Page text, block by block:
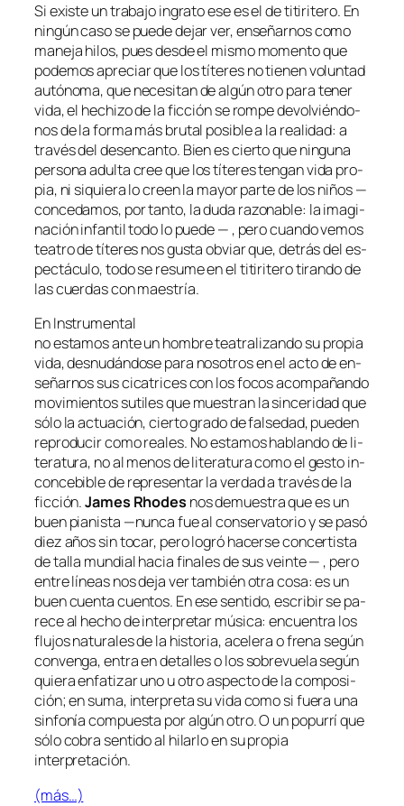
Si exis­te un tra­ba­jo in­gra­to ese es el de ti­ti­ri­te­ro. En
nin­gún ca­so se pue­de de­jar ver, en­se­ñar­nos co­mo
ma­ne­ja hi­los, pues des­de el mis­mo mo­men­to que
po­de­mos apre­ciar que los tí­te­res no tie­nen vo­lun­tad
au­tó­no­ma, que ne­ce­si­tan de al­gún otro pa­ra te­ner
vi­da, el he­chi­zo de la fic­ción se rom­pe de­vol­vién­do­
nos de la for­ma más bru­tal po­si­ble a la reali­dad: a
tra­vés del des­en­can­to. Bien es cier­to que nin­gu­na
per­so­na adul­tacreeque los tí­te­res ten­gan vi­da pro­
pia, ni si­quie­ra lo creen la ma­yor par­te de los ni­ños —
con­ce­da­mos, por tan­to, la du­da ra­zo­na­ble: la ima­gi­
na­ción in­fan­til to­do lo pue­de — , pe­ro cuan­do ve­mos
tea­tro de tí­te­res nos gus­ta ob­viar que, de­trás del es­
pec­tácu­lo, to­do se re­su­me en el ti­ti­ri­te­ro ti­ran­do de
las cuer­das con maestría.
EnInstrumental
no es­ta­mos an­te un hom­bre tea­tra­li­zan­do su pro­pia
vi­da, des­nu­dán­do­se pa­ra no­so­tros en el ac­to de en­
se­ñar­nos sus ci­ca­tri­ces con los fo­cos acom­pa­ñan­do
mo­vi­mien­tos su­ti­les que mues­tran la sin­ce­ri­dad que
só­lo la ac­tua­ción, cier­to gra­do de fal­se­dad, pue­den
re­pro­du­cir co­mo reales. No es­ta­mos ha­blan­do de li­
te­ra­tu­ra, no al me­nos de li­te­ra­tu­ra co­mo el ges­to in­
con­ce­bi­ble de re­pre­sen­tar la ver­dad a tra­vés de la
fic­ción.James Rhodes nos de­mues­tra que es un
buen pia­nis­ta —nun­ca fue al con­ser­va­to­rio y se pa­só
diez años sin to­car, pe­ro lo­gró ha­cer­se con­cer­tis­ta
de ta­lla mun­dial ha­cia fi­na­les de sus vein­te — , pe­ro
en­tre lí­neas nos de­ja ver tam­bién otra co­sa: es un
buen cuen­ta cuen­tos. En ese sen­ti­do, es­cri­bir se pa­
re­ce al he­cho de in­ter­pre­tar mú­si­ca: en­cuen­tra los
flu­jos na­tu­ra­les de la his­to­ria, ace­le­ra o fre­na se­gún
con­ven­ga, en­tra en de­ta­lles o los so­bre­vue­la se­gún
quie­ra en­fa­ti­zar uno u otro as­pec­to de la com­po­si­
ción; en su­ma, in­ter­pre­ta su vi­da co­mo si fue­ra una
sin­fo­nía com­pues­ta por al­gún otro. O unpo­pu­rríque
só­lo co­bra sen­ti­do al hi­lar­lo en su pro­pia
interpretación.
(más…)